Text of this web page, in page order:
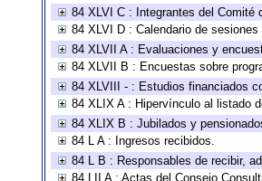
84 XLVI C : Integrantes del Comité
84 XLVI D : Calendario de
84 XLVII A : Evaluaciones y
84 XLVII B : Encuestas sobre
84 XLVIII - : Estudios financiados
84 XLIX A : Hipervínculo al listado
84 XLIX B : Jubilados y
84 L A : Ingresos recibidos.
84 L B : Responsables de recibir,
84 LII A : Actas del Consejo